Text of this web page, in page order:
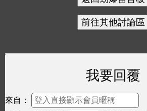
我要回覆
來自：